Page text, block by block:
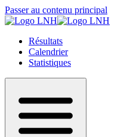
Passer au contenu principal
Résultats
Calendrier
Statistiques